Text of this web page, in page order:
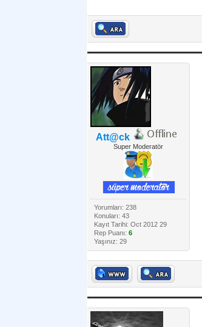
Att@ck
Super Moderatör
Yorumları: 238
Konuları: 43
Kayıt Tarihi: Oct 2012 29
Rep Puanı: 6
Yaşınız: 29